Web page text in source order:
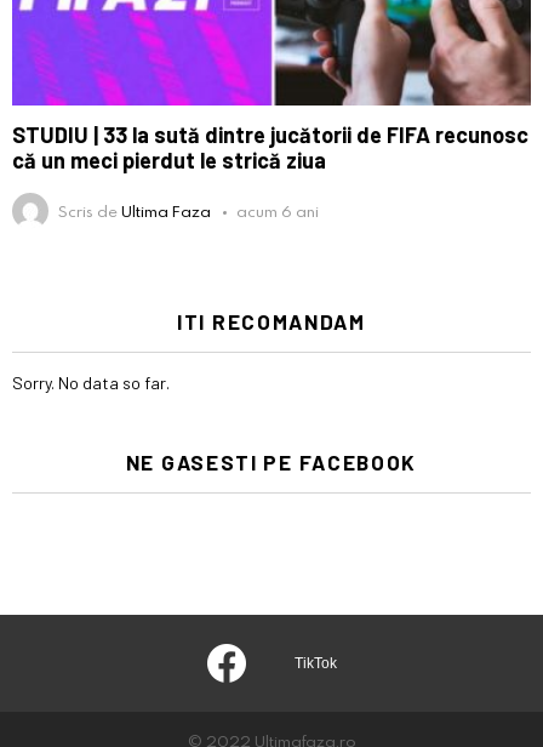
STUDIU | 33 la sută dintre jucătorii de FIFA recunosc
că un meci pierdut le strică ziua
Scris deUltima Faza acum 6 ani
ITI RECOMANDAM
Sorry. No data so far.
NE GASESTI PE FACEBOOK
facebook
© 2022 Ultimafaza.ro